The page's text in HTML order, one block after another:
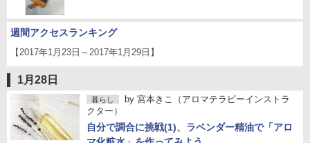
週間アクセスランキング
【2017年1月23日～2017年1月29日】
1月28日
暮らし by 宮本きこ（アロマテラピーインストラ
クター）
自分で調合に挑戦(1)、ラベンダー精油で「アロ